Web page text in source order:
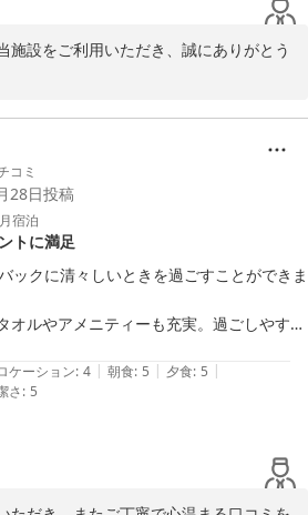
しいただき、異なる魅力もお楽しみいた
ＨＩＭＡ ７５３
幸せな時間になりました*
、楽しみが終わってしまったと言いながら
ております！
施設をご利用いただき、誠にありがとう
いただけましたこと、スタッフ一同心よ
チェックイン前からお子様たちが楽しみ
子を想像し、とても温かい気持ちになり
潔さにもご満足いただき、安心して快
のこと、大変光栄に存じます。海へのお
ったりとした時間など、ご家族皆様で思
ただき、日頃のお忙しさを忘れてお過ご
しく拝見いたしました。
いたご主人が、楽しみが終わってしま
とのお話には、スタッフ一同思わず笑
ご滞在が、ご家族皆様にとって心に残
コミ
28日投稿
宿泊
トに満足
ックに清々しいときを過ごすことができま
オルやアメニティーも充実。過ごしやすか
ったので、グランピングのイメージとは違
てありましたね。５人以上でドーム希望な
あるのだと思います。）
ペースに流れる音楽は癒しを誘いました。
体験や、感想投稿後のアイスクリームのサ
イベントもありがたかったです。もちろ
ケーション: 4 | 朝食: 5 | 夕食: 5 |
さ: 5